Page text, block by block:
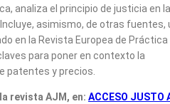
analiza el principio de justicia en la
asimismo, de otras fuentes,
en la Revista Europea de Práctica
para poner en contexto la
patentes y precios.
revista AJM, en: ACCESO JUSTO